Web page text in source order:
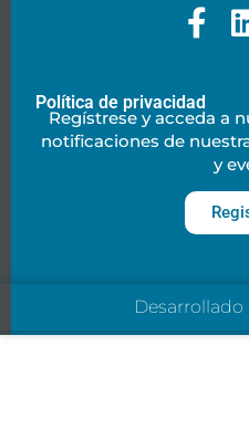
Política de privacidad
Regístrese y acceda a
notificaciones de
y
Desarrollado